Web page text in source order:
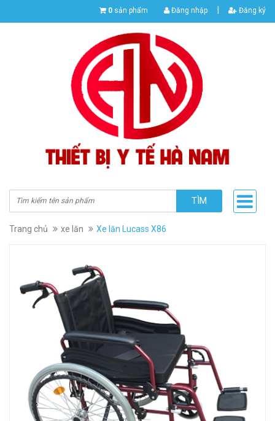
0 sản phẩm Đăng nhập | Đăng ký
TÌM
Trang chủ xe lăn Xe lăn Lucass X86